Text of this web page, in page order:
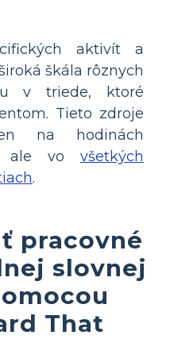
aktivít a
škála rôznych
v triede, ktoré
Tieto zdroje
na hodinách
ale vo všetkých
.
pracovné
slovnej
That